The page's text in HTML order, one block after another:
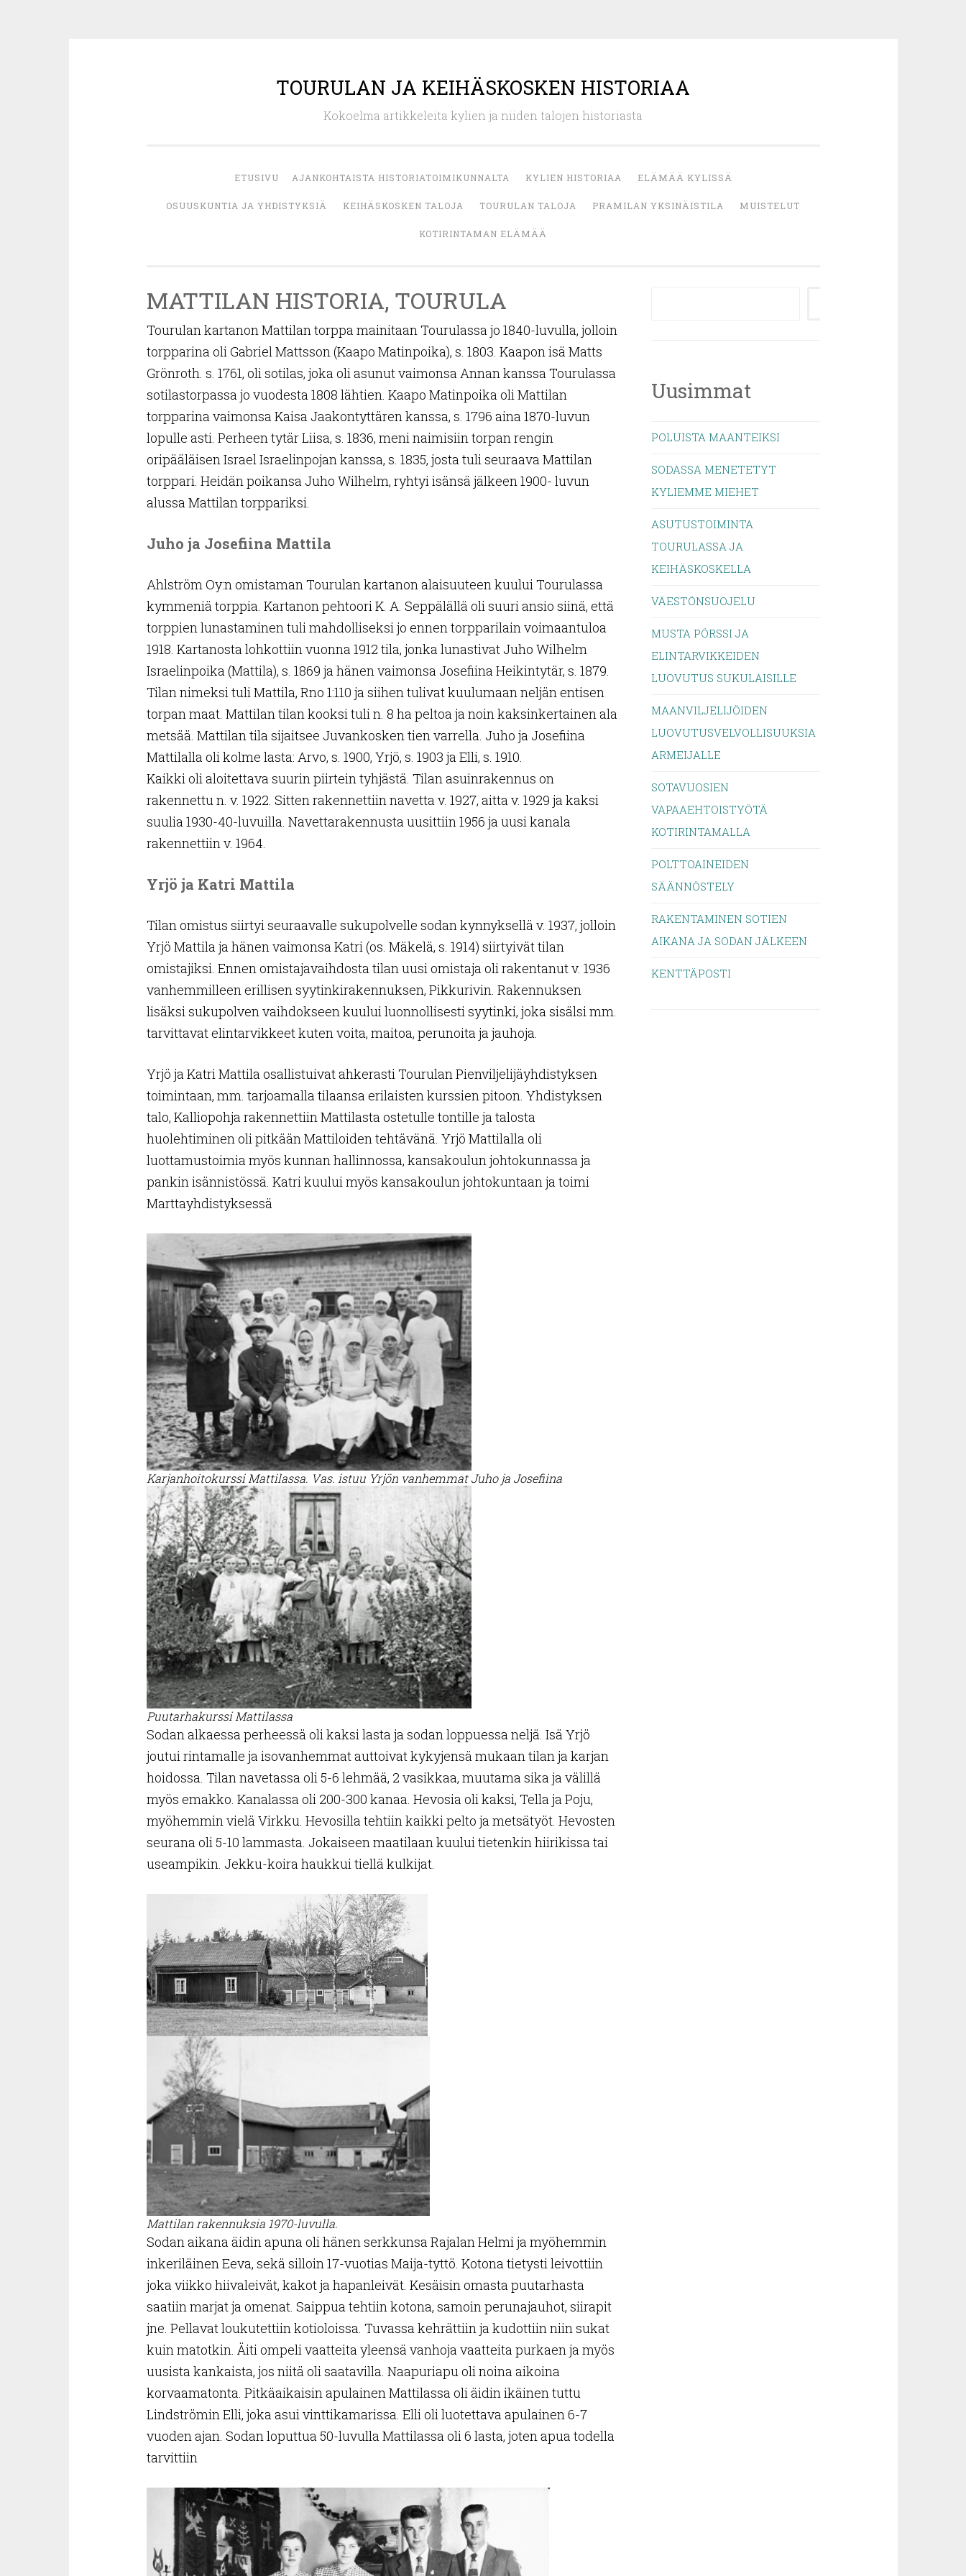
TOURULAN JA KEIHÄSKOSKEN HISTORIAA
Kokoelma artikkeleita kylien ja niiden talojen historiasta
ETUSIVU AJANKOHTAISTA HISTORIATOIMIKUNNALTA KYLIEN HISTORIAA ELÄMÄÄ KYLISSÄ
OSUUSKUNTIA JA YHDISTYKSIÄ KEIHÄSKOSKEN TALOJA TOURULAN TALOJA PRAMILAN YKSINÄISTILA MUISTELUT
KOTIRINTAMAN ELÄMÄÄ
MATTILAN HISTORIA, TOURULA
Tourulan kartanon Mattilan torppa mainitaan Tourulassa jo 1840-luvulla, jolloin
torpparina oli Gabriel Mattsson (Kaapo Matinpoika), s. 1803. Kaapon isä Matts
Grönroth. s. 1761, oli sotilas, joka oli asunut vaimonsa Annan kanssa Tourulassa
sotilastorpassa jo vuodesta 1808 lähtien. Kaapo Matinpoika oli Mattilan
torpparina vaimonsa Kaisa Jaakontyttären kanssa, s. 1796 aina 1870-luvun
lopulle asti. Perheen tytär Liisa, s. 1836, meni naimisiin torpan rengin
oripääläisen Israel Israelinpojan kanssa, s. 1835, josta tuli seuraava Mattilan
torppari. Heidän poikansa Juho Wilhelm, ryhtyi isänsä jälkeen 1900- luvun
alussa Mattilan torppariksi.
Juho ja Josefiina Mattila
Ahlström Oy:n omistaman Tourulan kartanon alaisuuteen kuului Tourulassa
kymmeniä torppia. Kartanon pehtoori K. A. Seppälällä oli suuri ansio siinä, että
torppien lunastaminen tuli mahdolliseksi jo ennen torpparilain voimaantuloa
1918. Kartanosta lohkottiin vuonna 1912 tila, jonka lunastivat Juho Wilhelm
Israelinpoika (Mattila), s. 1869 ja hänen vaimonsa Josefiina Heikintytär, s. 1879.
Tilan nimeksi tuli Mattila, Rno 1:110 ja siihen tulivat kuulumaan neljän entisen
torpan maat. Mattilan tilan kooksi tuli n. 8 ha peltoa ja noin kaksinkertainen ala
metsää. Mattilan tila sijaitsee Juvankosken tien varrella. Juho ja Josefiina
Mattilalla oli kolme lasta: Arvo, s. 1900, Yrjö, s. 1903 ja Elli, s. 1910.
Kaikki oli aloitettava suurin piirtein tyhjästä. Tilan asuinrakennus on
rakennettu n. v. 1922. Sitten rakennettiin navetta v. 1927, aitta v. 1929 ja kaksi
suulia 1930-40-luvuilla. Navettarakennusta uusittiin 1956 ja uusi kanala
rakennettiin v. 1964.
Yrjö ja Katri Mattila
Tilan omistus siirtyi seuraavalle sukupolvelle sodan kynnyksellä v. 1937, jolloin
Yrjö Mattila ja hänen vaimonsa Katri (os. Mäkelä, s. 1914) siirtyivät tilan
omistajiksi. Ennen omistajavaihdosta tilan uusi omistaja oli rakentanut v. 1936
vanhemmilleen erillisen syytinkirakennuksen, Pikkurivin. Rakennuksen
lisäksi sukupolven vaihdokseen kuului luonnollisesti syytinki, joka sisälsi mm.
tarvittavat elintarvikkeet kuten voita, maitoa, perunoita ja jauhoja.
Yrjö ja Katri Mattila osallistuivat ahkerasti Tourulan Pienviljelijäyhdistyksen
toimintaan, mm. tarjoamalla tilaansa erilaisten kurssien pitoon. Yhdistyksen
talo, Kalliopohja rakennettiin Mattilasta ostetulle tontille ja talosta
huolehtiminen oli pitkään Mattiloiden tehtävänä. Yrjö Mattilalla oli
luottamustoimia myös kunnan hallinnossa, kansakoulun johtokunnassa ja
pankin isännistössä. Katri kuului myös kansakoulun johtokuntaan ja toimi
Marttayhdistyksessä
Karjanhoitokurssi Mattilassa. Vas. istuu Yrjön vanhemmat Juho ja Josefiina
Puutarhakurssi Mattilassa
Sodan alkaessa perheessä oli kaksi lasta ja sodan loppuessa neljä. Isä Yrjö
joutui rintamalle ja isovanhemmat auttoivat kykyjensä mukaan tilan ja karjan
hoidossa. Tilan navetassa oli 5-6 lehmää, 2 vasikkaa, muutama sika ja välillä
myös emakko. Kanalassa oli 200-300 kanaa. Hevosia oli kaksi, Tella ja Poju,
myöhemmin vielä Virkku. Hevosilla tehtiin kaikki pelto ja metsätyöt. Hevosten
seurana oli 5-10 lammasta. Jokaiseen maatilaan kuului tietenkin hiirikissa tai
useampikin. Jekku-koira haukkui tiellä kulkijat.
Mattilan rakennuksia 1970-luvulla.
Sodan aikana äidin apuna oli hänen serkkunsa Rajalan Helmi ja myöhemmin
inkeriläinen Eeva, sekä silloin 17-vuotias Maija-tyttö. Kotona tietysti leivottiin
joka viikko hiivaleivät, kakot ja hapanleivät. Kesäisin omasta puutarhasta
saatiin marjat ja omenat. Saippua tehtiin kotona, samoin perunajauhot, siirapit
jne. Pellavat loukutettiin kotioloissa. Tuvassa kehrättiin ja kudottiin niin sukat
kuin matotkin. Äiti ompeli vaatteita yleensä vanhoja vaatteita purkaen ja myös
uusista kankaista, jos niitä oli saatavilla. Naapuriapu oli noina aikoina
korvaamatonta. Pitkäaikaisin apulainen Mattilassa oli äidin ikäinen tuttu
Lindströmin Elli, joka asui vinttikamarissa. Elli oli luotettava apulainen 6-7
vuoden ajan. Sodan loputtua 50-luvulla Mattilassa oli 6 lasta, joten apua todella
tarvittiin
ETSI
Uusimmat
POLUISTA MAANTEIKSI
SODASSA MENETETYT
KYLIEMME MIEHET
ASUTUSTOIMINTA
TOURULASSA JA
KEIHÄSKOSKELLA
VÄESTÖNSUOJELU
MUSTA PÖRSSI JA
ELINTARVIKKEIDEN
LUOVUTUS SUKULAISILLE
MAANVILJELIJÖIDEN
LUOVUTUSVELVOLLISUUKSIA
ARMEIJALLE
SOTAVUOSIEN
VAPAAEHTOISTYÖTÄ
KOTIRINTAMALLA
POLTTOAINEIDEN
SÄÄNNÖSTELY
RAKENTAMINEN SOTIEN
AIKANA JA SODAN JÄLKEEN
KENTTÄPOSTI